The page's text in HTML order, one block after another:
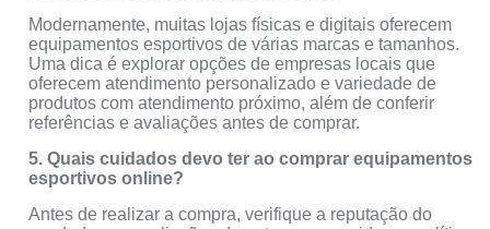
Modernamente, muitas lojas físicas e digitais oferecem
equipamentos esportivos de várias marcas e tamanhos.
Uma dica é explorar opções de empresas locais que
oferecem atendimento personalizado e variedade de
produtos com atendimento próximo, além de conferir
referências e avaliações antes de comprar.
5. Quais cuidados devo ter ao comprar equipamentos
esportivos online?
Antes de realizar a compra, verifique a reputação do